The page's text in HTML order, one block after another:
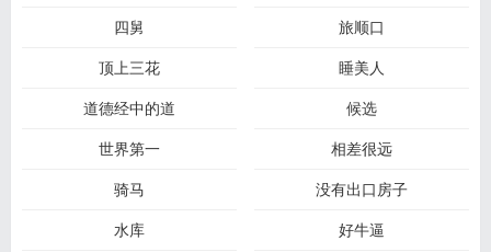
四舅
旅顺口
顶上三花
睡美人
道德经中的道
候选
世界第一
相差很远
骑马
没有出口房子
水库
好牛逼